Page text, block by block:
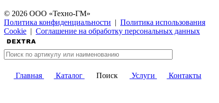
© 2026 ООО «Техно-ГМ»
Политика конфиденциальности | Политика использования
Cookie | Соглашение на обработку персональных данных
Главная Каталог Поиск Услуги Контакты